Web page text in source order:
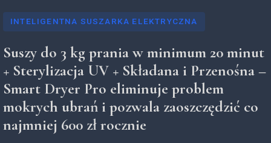
INTELIGENTNA SUSZARKA ELEKTRYCZNA
Suszy do 3 kg prania w minimum 20 minut
+ Sterylizacja UV + Składana i Przenośna –
Smart Dryer Pro eliminuje problem
mokrych ubrań i pozwala zaoszczędzić co
najmniej 600 zł rocznie